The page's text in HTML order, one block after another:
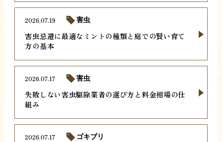
害虫忌避に最適なミントの種類と庭での賢い育て
方の基本
2026.07.19 害虫
失敗しない害虫駆除業者の選び方と料金相場の仕
組み
2026.07.17 害虫
2026.07.17 ゴキブリ